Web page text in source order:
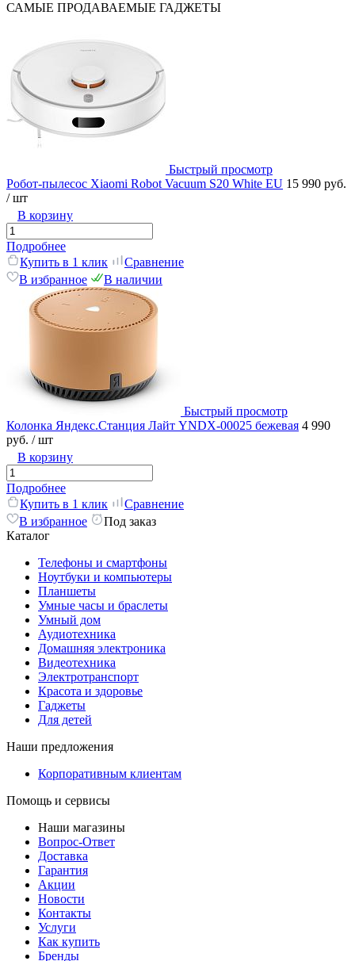
САМЫЕ ПРОДАВАЕМЫЕ ГАДЖЕТЫ
Быстрый просмотр
Робот-пылесос Xiaomi Robot Vacuum S20 White EU 15 990 руб.
/ шт
В корзину
Подробнее
Купить в 1 клик
Сравнение
В избранное
В наличии
Быстрый просмотр
Колонка Яндекс.Станция Лайт YNDX-00025 бежевая 4 990
руб. / шт
В корзину
Подробнее
Купить в 1 клик
Сравнение
В избранное
Под заказ
Каталог
Телефоны и смартфоны
Ноутбуки и компьютеры
Планшеты
Умные часы и браслеты
Умный дом
Аудиотехника
Домашняя электроника
Видеотехника
Электротранспорт
Красота и здоровье
Гаджеты
Для детей
Наши предложения
Корпоративным клиентам
Помощь и сервисы
Наши магазины
Вопрос-Ответ
Доставка
Гарантия
Акции
Новости
Контакты
Услуги
Как купить
Бренды